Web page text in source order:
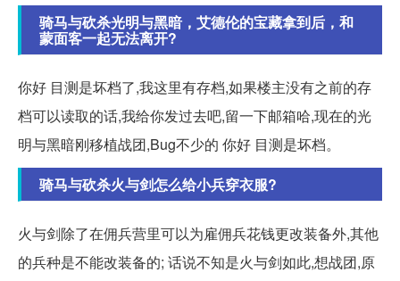
骑马与砍杀光明与黑暗，艾德伦的宝藏拿到后，和
蒙面客一起无法离开?
你好 目测是坏档了,我这里有存档,如果楼主没有之前的存
档可以读取的话,我给你发过去吧,留一下邮箱哈,现在的光
明与黑暗刚移植战团,Bug不少的 你好 目测是坏档。
骑马与砍杀火与剑怎么给小兵穿衣服?
火与剑除了在佣兵营里可以为雇佣兵花钱更改装备外,其他
的兵种是不能改装备的; 话说不知是火与剑如此,想战团,原